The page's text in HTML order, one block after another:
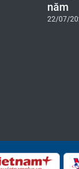
năm
22/07/